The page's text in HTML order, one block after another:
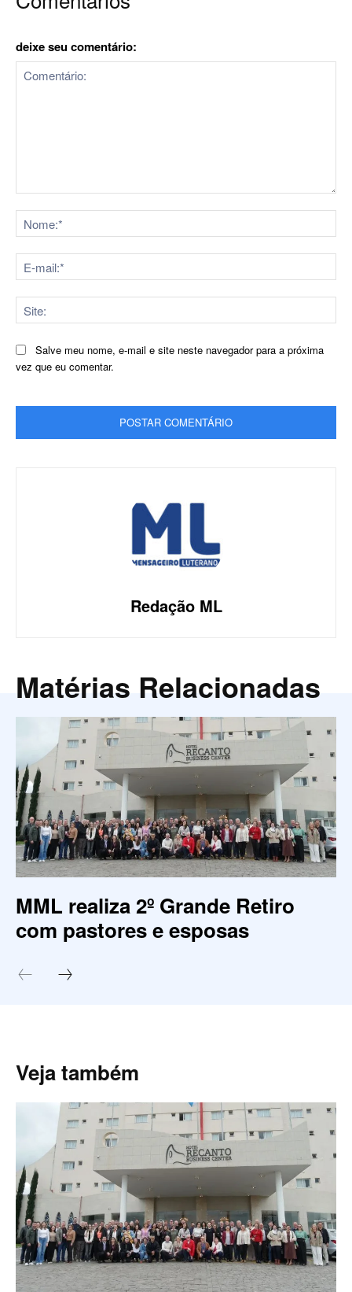
deixe seu comentário:
Salve meu nome, e-mail e site neste navegador para a próxima
vez que eu comentar.
Redação ML
Matérias Relacionadas
MML realiza 2º Grande Retiro
com pastores e esposas
Veja também